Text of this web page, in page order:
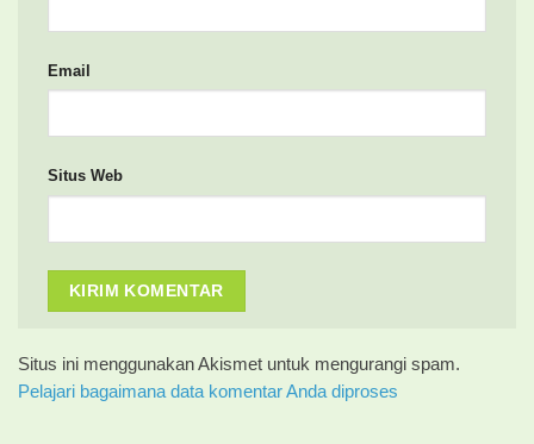
Email
Situs Web
Situs ini menggunakan Akismet untuk mengurangi spam.
Pelajari bagaimana data komentar Anda diproses